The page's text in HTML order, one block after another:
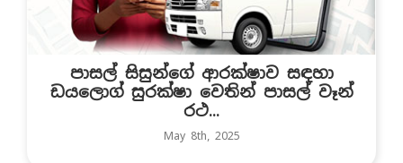
පාසල් සිසුන්ගේ ආරක්ෂාව සඳහා
ඩයලොග් සුරක්ෂා වෙතින් පාසල් වෑන්
රථ...
May 8th, 2025